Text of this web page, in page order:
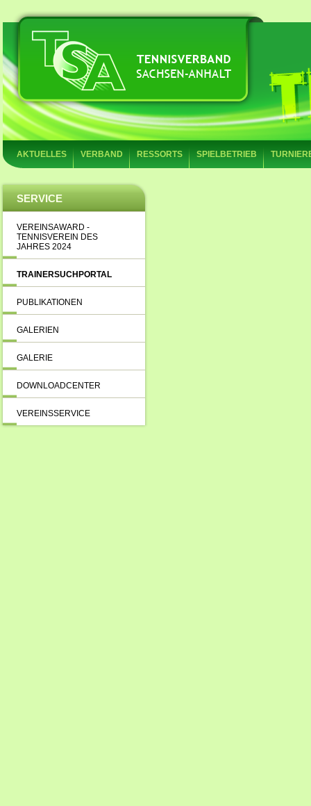
AKTUELLES VERBAND RESSORTS SPIELBETRIEB
SERVICE
VEREINSAWARD -
TENNISVEREIN DES
JAHRES 2024
TRAINERSUCHPORTAL
PUBLIKATIONEN
GALERIEN
GALERIE
DOWNLOADCENTER
VEREINSSERVICE